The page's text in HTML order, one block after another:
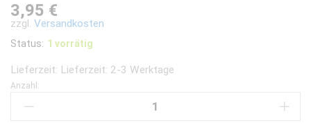
3,95 €
zzgl. Versandkosten
Status: 1 vorrätig
Lieferzeit: Lieferzeit: 2-3 Werktage
Holzperlen
gelb
Anzahl: